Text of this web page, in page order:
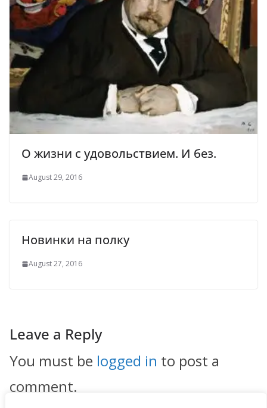
О жизни с удовольствием. И без.
August 29, 2016
Новинки на полку
August 27, 2016
Leave a Reply
You must be logged in to post a
comment.